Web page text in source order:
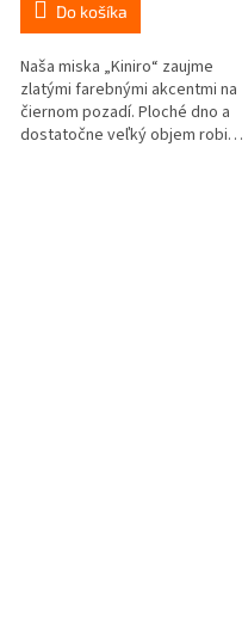
Do košíka
Naša miska „Kiniro“ zaujme
zlatými farebnými akcentmi na
čiernom pozadí. Ploché dno a
dostatočne veľký objem robia